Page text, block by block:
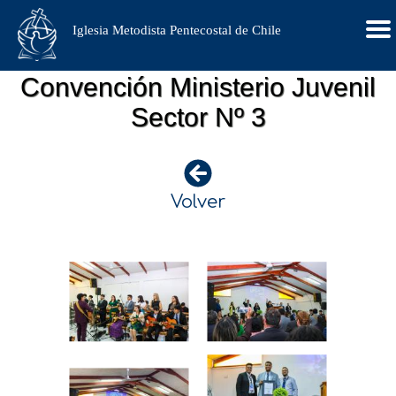
Iglesia Metodista Pentecostal de Chile
Convención Ministerio Juvenil
Sector Nº 3
Volver